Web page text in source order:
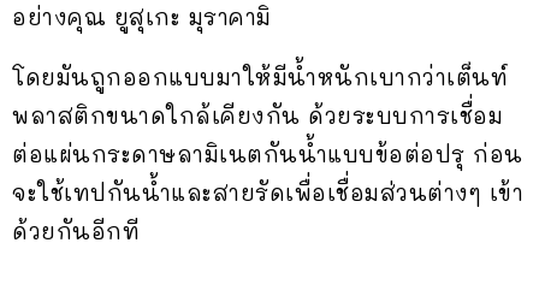
อย่างคุณ ยูสุเกะ มุราคามิ
โดยมันถูกออกแบบมาให้มีน้ำหนักเบากว่าเต็นท์
พลาสติกขนาดใกล้เคียงกัน ด้วยระบบการเชื่อม
ต่อแผ่นกระดาษลามิเนตกันน้ำแบบข้อต่อปรุ ก่อน
จะใช้เทปกันน้ำและสายรัดเพื่อเชื่อมส่วนต่างๆ เข้า
ด้วยกันอีกที